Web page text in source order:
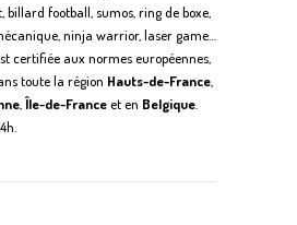
billard football, sumos, ring de boxe,
ninja warrior, laser game…
certifiée aux normes européennes,
toute la région Hauts-de-France,
,Île-de-Franceet en Belgique.